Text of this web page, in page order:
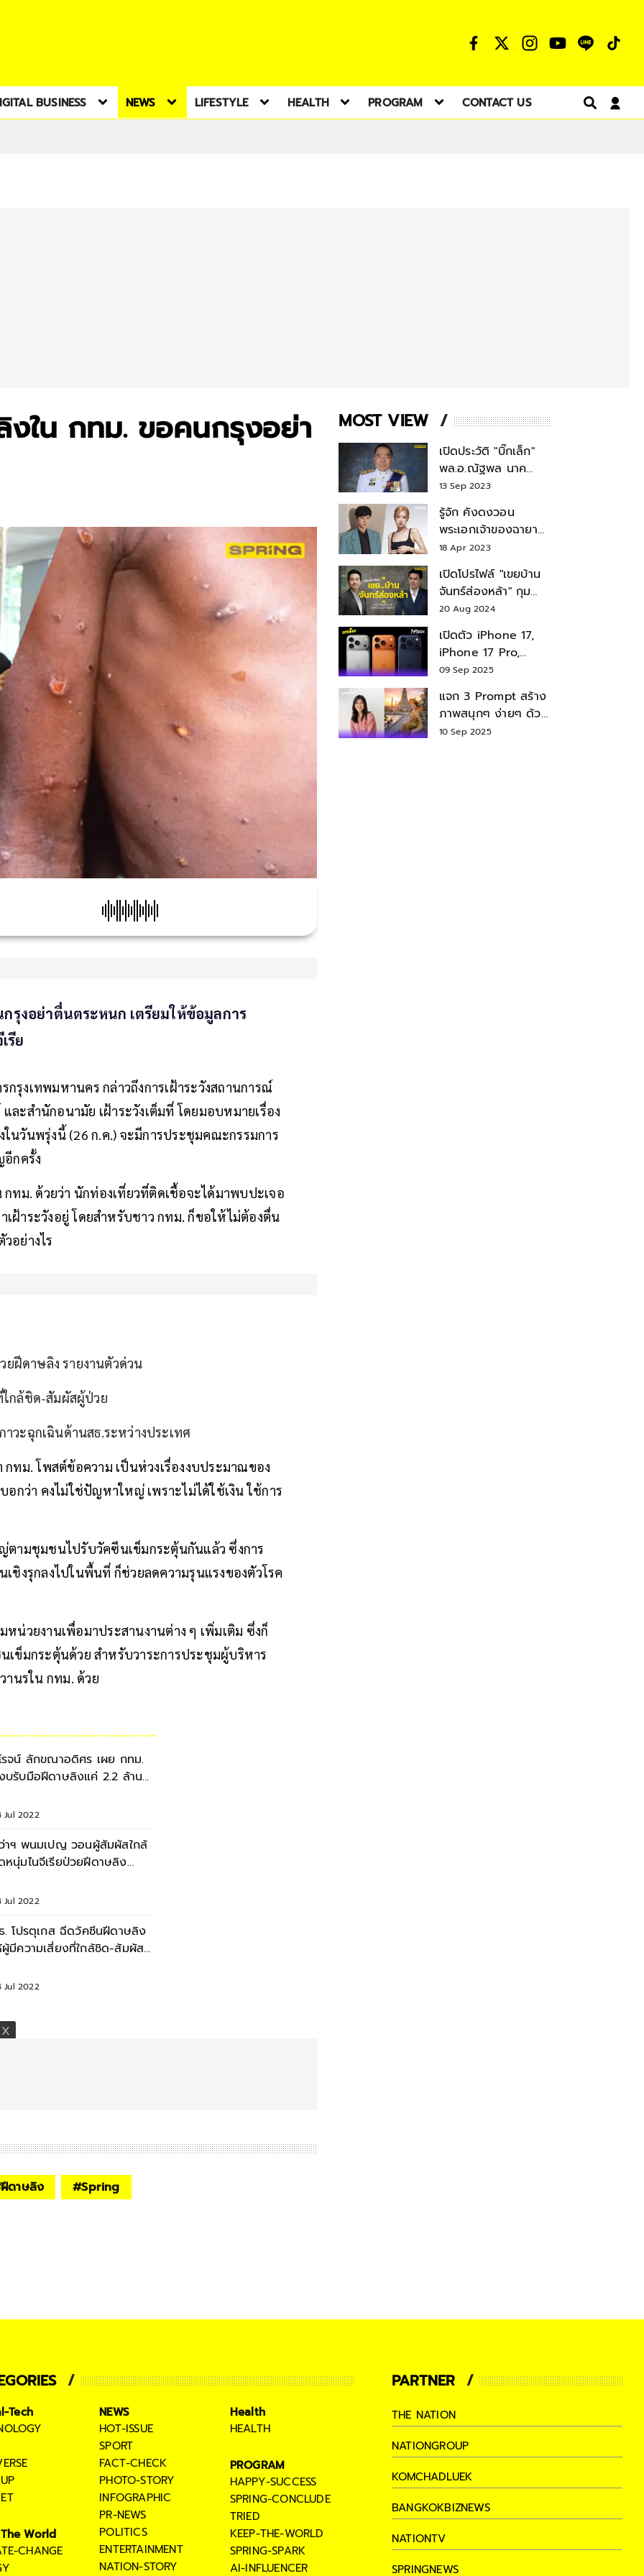
BUSINESS NEWS LIFESTYLE HEALTH PROGRAM CONTACT US
งใน กทม. ขอคนกรุงอย่า
รุงอย่าตื่นตระหนก เตรียมให้ข้อมูลการ
รีย
กรุงเทพมหานคร กล่าวถึงการเฝ้าระวังสถานการณ์
ะสำนักอนามัย เฝ้าระวังเต็มที่ โดยมอบหมายเรื่อง
นวันพรุ่งนี้ (26 ก.ค.) จะมีการประชุมคณะกรรมการ
กครั้ง
ทม. ด้วยว่า นักท่องเที่ยวที่ติดเชื้อจะได้มาพบปะเจอ
าระวังอยู่ โดยสำหรับชาว กทม. ก็ขอให้ไม่ต้องตื่น
อย่างไร
ฝีดาษลิง รายงานตัวด่วน
ใกล้ชิด-สัมผัสผู้ป่วย
วะฉุกเฉินด้านสธ.ระหว่างประเทศ
ทม. โพสต์ข้อความ เป็นห่วงเรื่องงบประมาณของ
กว่า คงไม่ใช่ปัญหาใหญ่ เพราะไม่ได้ใช้เงิน ใช้การ
ามชุมชนไปรับวัคซีนเข็มกระตุ้นกันแล้ว ซึ่งการ
ชิงรุกลงไปในพื้นที่ ก็ช่วยลดความรุนแรงของตัวโรค
น่วยงานเพื่อมาประสานงานต่าง ๆ เพิ่มเติม ซึ่งก็
เข็มกระตุ้นด้วย สำหรับวาระการประชุมผู้บริหาร
านรใน กทม. ด้วย
รจน์ ลักขณาอดิศร เผย กทม.
บรับมือฝีดาษลิงแค่ 2.2 ล้าน
Jul 2022
าฯ พนมเปญ วอนผู้สัมผัสใกล้
หนุ่มไนจีเรียป่วยฝีดาษลิง
Jul 2022
. โปรตุเกส ฉีดวัคซีนฝีดาษลิง
ผู้มีความเสี่ยงที่ใกล้ชิด-สัมผัสผู้
Jul 2022
ฝีดาษลิง #Spring
MOST VIEW
เปิดประวัติ "บิ๊กเล็ก"
พล.อ.ณัฐพล นาค
พาณิชย์ จากเลขาฯ
สมช.-เลขาฯ
รมว.กลาโหม
13 Sep 2023
รู้จัก คังดงวอน
พระเอกเจ้าของฉายา
สมบัติแห่งชาติ หลังมี
18 Apr 2023
เปิดโปรไฟล์ "เขยบ้าน
จันทร์ส่องหล้า" กุม
บังเหียนธุรกิจตระกูล
"ชินวัตร"
20 Aug 2024
เปิดตัว iPhone 17,
iPhone 17 Pro,
iPhone 17 Air สเปค
09 Sep 2025
แจก 3 Prompt สร้าง
ภาพสนุกๆ ง่ายๆ ด้วย
Nano Banana ใน
10 Sep 2025
Tech
World
CHANGE
NEWS
HOT-ISSUE
SPORT
FACT-CHECK
PHOTO-STORY
INFOGRAPHIC
PR-NEWS
POLITICS
ENTERTAINMENT
NATION-STORY
Health
HEALTH
PROGRAM
HAPPY-SUCCESS
SPRING-CONCLUDE
TRIED
KEEP-THE-WORLD
SPRING-SPARK
AI-INFLUENCER
PARTNER
THE NATION
NATIONGROUP
KOMCHADLUEK
BANGKOKBIZNEWS
NATIONTV
SPRINGNEWS